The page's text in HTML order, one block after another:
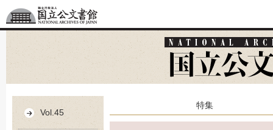
Vol.45
特集